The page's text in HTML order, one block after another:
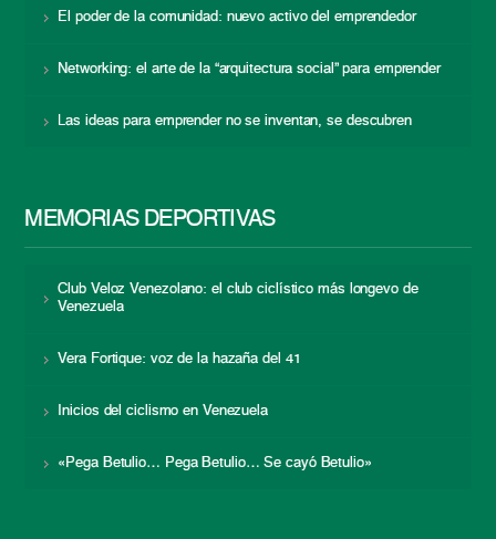
El poder de la comunidad: nuevo activo del emprendedor
Networking: el arte de la “arquitectura social” para emprender
Las ideas para emprender no se inventan, se descubren
MEMORIAS DEPORTIVAS
Club Veloz Venezolano: el club ciclístico más longevo de
Venezuela
Vera Fortique: voz de la hazaña del 41
Inicios del ciclismo en Venezuela
«Pega Betulio… Pega Betulio… Se cayó Betulio»